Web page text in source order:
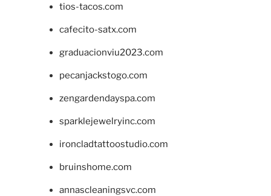
tios-tacos.com
cafecito-satx.com
graduacionviu2023.com
pecanjackstogo.com
zengardendayspa.com
sparklejewelryinc.com
ironcladtattoostudio.com
bruinshome.com
annascleaningsvc.com